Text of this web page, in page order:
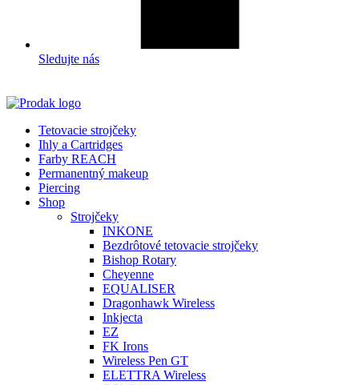
Sledujte nás
Tetovacie strojčeky
Ihly a Cartridges
Farby REACH
Permanentný makeup
Piercing
Shop
Strojčeky
INKONE
Bezdrôtové tetovacie strojčeky
Bishop Rotary
Cheyenne
EQUALISER
Dragonhawk Wireless
Inkjecta
EZ
FK Irons
Wireless Pen GT
ELETTRA Wireless